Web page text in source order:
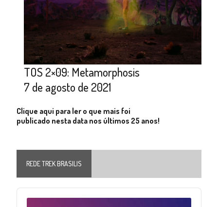
TOS 2×09: Metamorphosis
7 de agosto de 2021
Clique aqui para ler o que mais foi
publicado nesta data nos últimos 25 anos!
REDE TREK BRASILIS
Audio
Player